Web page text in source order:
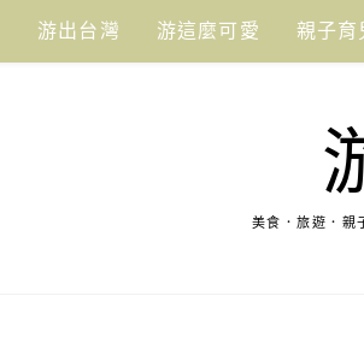
游出台灣 游這麼可愛 親子育
美食．旅遊．親